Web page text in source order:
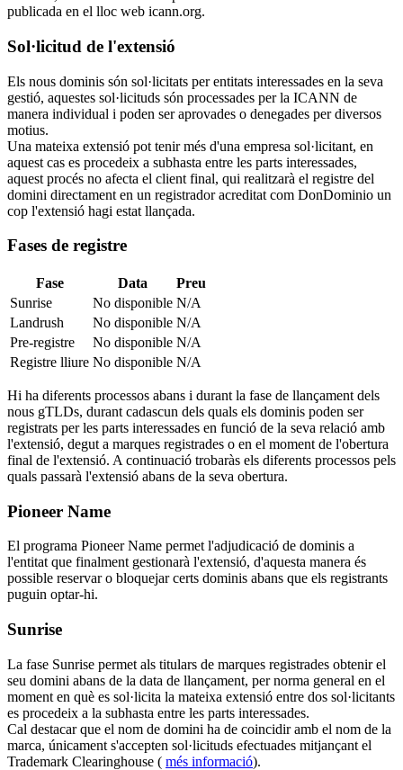
publicada en el lloc web icann.org.
Sol·licitud de l'extensió
Els nous dominis són sol·licitats per entitats interessades en la seva
gestió, aquestes sol·licituds són processades per la ICANN de
manera individual i poden ser aprovades o denegades per diversos
motius.
Una mateixa extensió pot tenir més d'una empresa sol·licitant, en
aquest cas es procedeix a subhasta entre les parts interessades,
aquest procés no afecta el client final, qui realitzarà el registre del
domini directament en un registrador acreditat com DonDominio un
cop l'extensió hagi estat llançada.
Fases de registre
Fase Data
Preu
Sunrise
No disponible N/A
Landrush
No disponible N/A
Pre-registre
No disponible N/A
Registre lliure No disponible N/A
Hi ha diferents processos abans i durant la fase de llançament dels
nous gTLDs, durant cadascun dels quals els dominis poden ser
registrats per les parts interessades en funció de la seva relació amb
l'extensió, degut a marques registrades o en el moment de l'obertura
final de l'extensió. A continuació trobaràs els diferents processos pels
quals passarà l'extensió abans de la seva obertura.
Pioneer Name
El programa Pioneer Name permet l'adjudicació de dominis a
l'entitat que finalment gestionarà l'extensió, d'aquesta manera és
possible reservar o bloquejar certs dominis abans que els registrants
puguin optar-hi.
Sunrise
La fase Sunrise permet als titulars de marques registrades obtenir el
seu domini abans de la data de llançament, per norma general en el
moment en què es sol·licita la mateixa extensió entre dos sol·licitants
es procedeix a la subhasta entre les parts interessades.
Cal destacar que el nom de domini ha de coincidir amb el nom de la
marca, únicament s'accepten sol·licituds efectuades mitjançant el
Trademark Clearinghouse ( més informació).